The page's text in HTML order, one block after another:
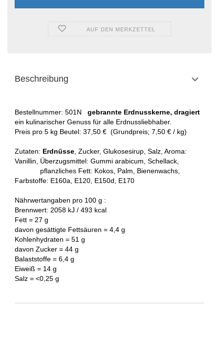
AUF DEN MERKZETTEL
Beschreibung
Bestellnummer: 501N gebrannte Erdnusskerne, dragiert
ein kulinarischer Genuss für alle Erdnussliebhaber.
Preis pro 5 kg Beutel: 37,50 € (Grundpreis; 7,50 € / kg)
Zutaten: Erdnüsse , Zucker, Glukosesirup, Salz, Aroma:
Vanillin, Überzugsmittel: Gummi arabicum, Schellack,
pflanzliches Fett: Kokos, Palm, Bienenwachs,
Farbstoffe: E160a, E120, E150d, E170
Nährwertangaben pro 100 g :
Brennwert: 2058 kJ / 493 kcal
Fett = 27 g
davon gesättigte Fettsäuren = 4,4 g
Kohlenhydraten = 51 g
davon Zucker = 44 g
Balaststoffe = 6,4 g
Eiweiß = 14 g
Salz = <0,25 g